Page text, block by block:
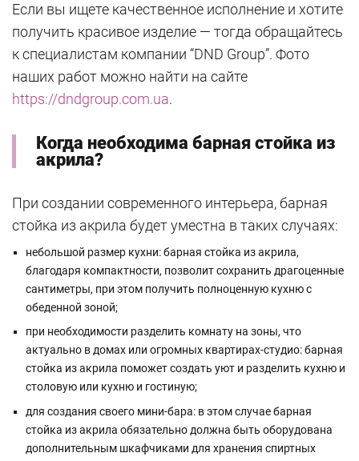
Если вы ищете качественное исполнение и хотите
получить красивое изделие — тогда обращайтесь
к специалистам компании “DND Group”. Фото
наших работ можно найти на сайте
https://dndgroup.com.ua.
Когда необходима барная стойка из
акрила?
При создании современного интерьера, барная
стойка из акрила будет уместна в таких случаях:
небольшой размер кухни: барная стойка из акрила,
благодаря компактности, позволит сохранить драгоценные
сантиметры, при этом получить полноценную кухню с
обеденной зоной;
при необходимости разделить комнату на зоны, что
актуально в домах или огромных квартирах-студио: барная
стойка из акрила поможет создать уют и разделить кухню и
столовую или кухню и гостиную;
для создания своего мини-бара: в этом случае барная
стойка из акрила обязательно должна быть оборудована
дополнительным шкафчиками для хранения спиртных